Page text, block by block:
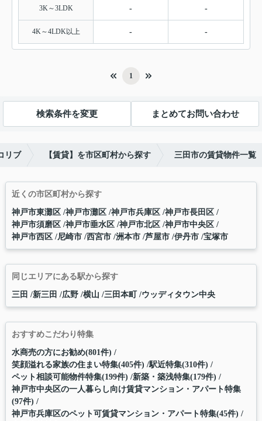
3K～3LDK - -
4K～4LDK以上 - -
1
検索条件を変更 まとめてお問い合わせ
リブ 【賃貸】を市区町村から探す 三田市の賃貸物件一覧
近くの市区町村から探す
神戸市東灘区 神戸市灘区 神戸市兵庫区 神戸市長田区
神戸市須磨区 神戸市垂水区 神戸市北区 神戸市中央区
神戸市西区 尼崎市 西宮市 洲本市 芦屋市 伊丹市 宝塚市
同じエリアにある駅から探す
三田 新三田 広野 横山 三田本町 ウッディタウン中央
おすすめこだわり特集
水商売の方にお勧め(801件)
笑顔溢れる家族の住まい特集(405件) 駅近特集(310件)
ペット相談可能物件特集(199件) 新築・築浅特集(179件)
神戸市中央区の一人暮らし向け賃貸マンション・アパート特集
(97件)
神戸市兵庫区のペット可賃貸マンション・アパート特集(45件)